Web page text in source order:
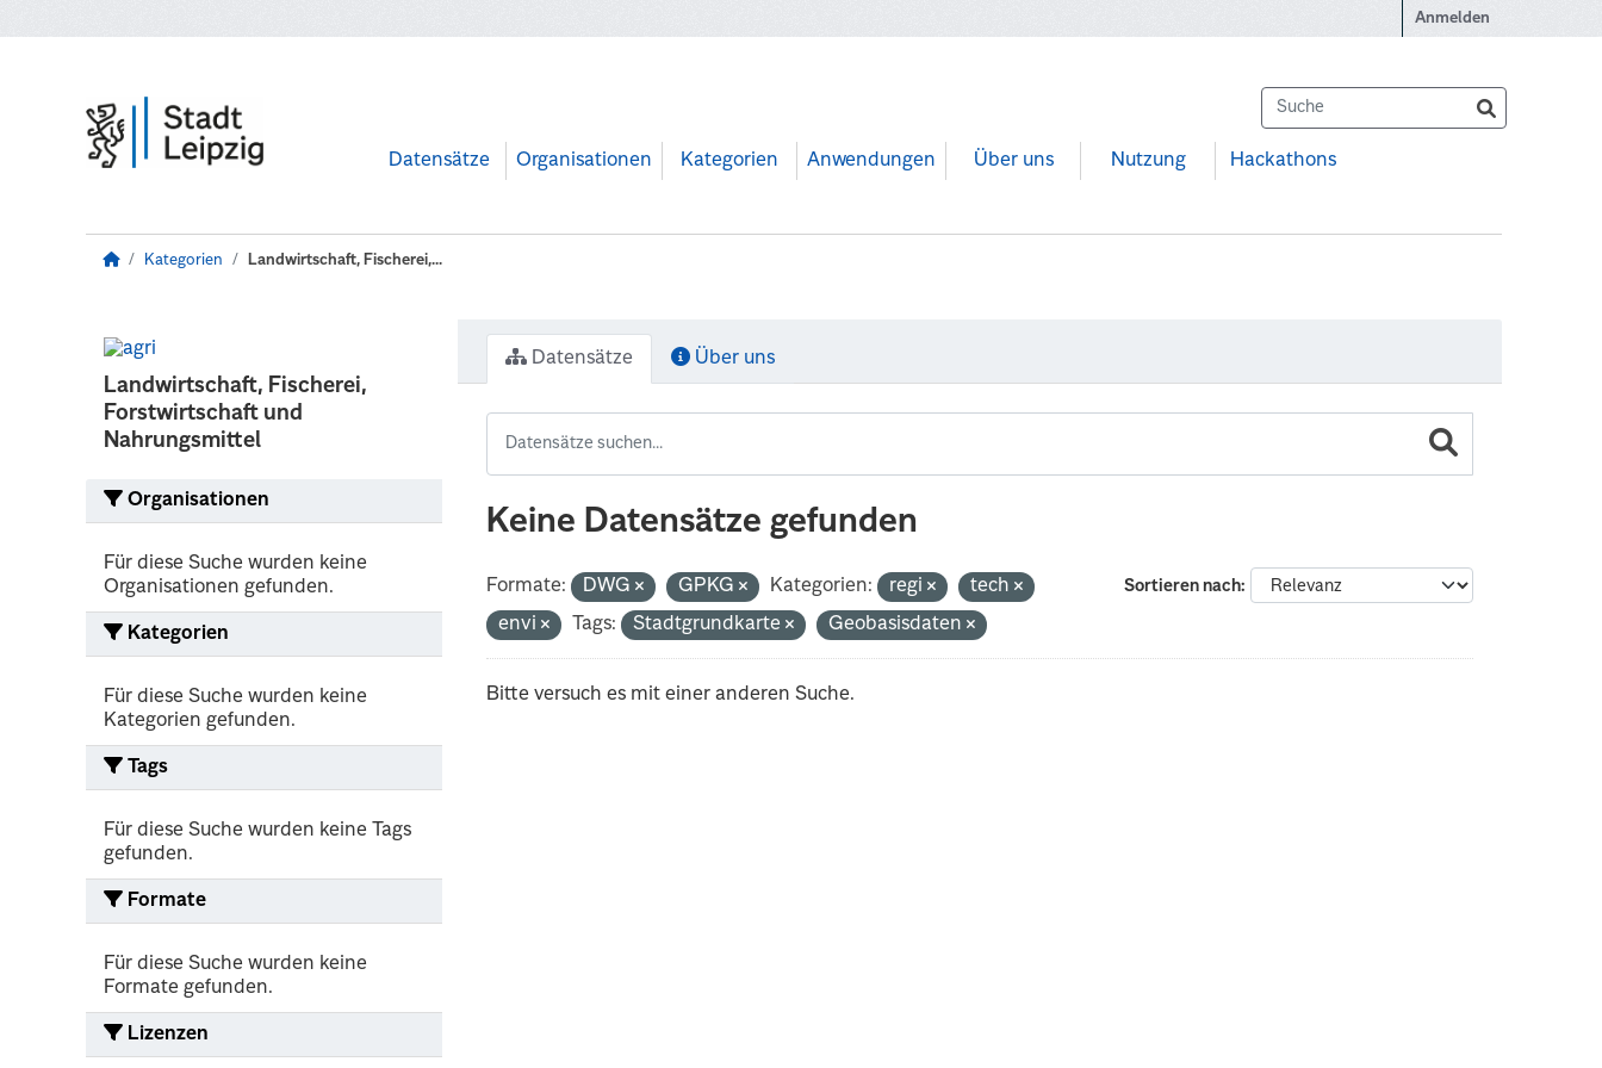
Anmelden
Datensätze Organisationen Kategorien Anwendungen Über uns Nutzung Hackathons
Kategorien Landwirtschaft, Fischerei,...
Landwirtschaft, Fischerei,
Forstwirtschaft und
Nahrungsmittel
Organisationen
Für diese Suche wurden keine
Organisationen gefunden.
Kategorien
Für diese Suche wurden keine
Kategorien gefunden.
Tags
Für diese Suche wurden keine Tags
gefunden.
Formate
Für diese Suche wurden keine
Formate gefunden.
Lizenzen
Datensätze Über uns
Keine Datensätze gefunden
Sortieren nach
Formate: DWG GPKG Kategorien: regi
tech
envi
Tags: Stadtgrundkarte Geobasisdaten
Bitte versuch es mit einer anderen Suche.